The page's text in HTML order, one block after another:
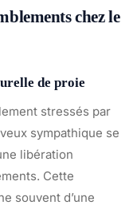
chez le
de proie
stressés par
sympathique se
libération
Cette
souvent d’une